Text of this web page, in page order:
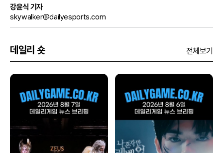
강윤식 기자
skywalker@dailyesports.com
데일리 숏 전체보기